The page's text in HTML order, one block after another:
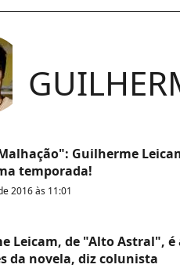
Guilherme
temporada!
2016 às 11:01
Leicam, de "Alto Astral",
da novela, diz colunista